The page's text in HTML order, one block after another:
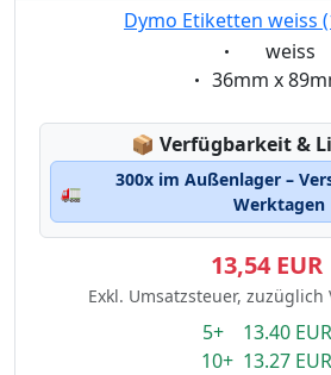
Dymo Etiketten weiss
Eigenschaft:
weiss
Eigenschaft:
36mm x
📦 Lagerstatus:
Verfügbarkeit &
🚛
300x im Außenlager –
Werktagen
13,54 EUR
Exkl. Umsatzsteuer, zuzüglich
5+ 13.40 EUR
10+ 13.27 EUR